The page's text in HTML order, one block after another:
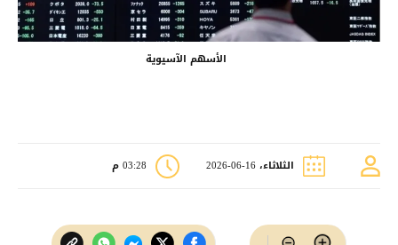
الأسهم الآسيوية
الثلاثاء، 16-06-2026 03:28 م